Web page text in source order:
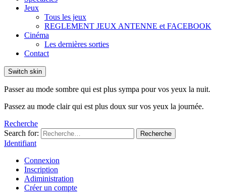
Jeux
Tous les jeux
REGLEMENT JEUX ANTENNE et FACEBOOK
Cinéma
Les dernières sorties
Contact
Switch skin
Passer au mode sombre qui est plus sympa pour vos yeux la nuit.
Passez au mode clair qui est plus doux sur vos yeux la journée.
Recherche
Search for:
Recherche
Identifiant
Connexion
Inscription
Adiministration
Créer un compte